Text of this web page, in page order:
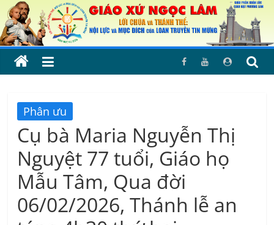
Skip
to
content
Phân ưu
Cụ bà Maria Nguyễn Thị
Nguyệt 77 tuổi, Giáo họ
Mẫu Tâm, Qua đời
06/02/2026, Thánh lễ an